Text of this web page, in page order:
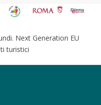
Next Generation EU
turistici